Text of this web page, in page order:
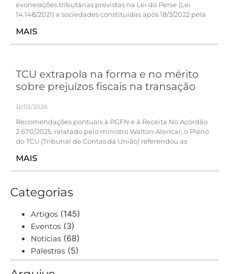
exonerações tributárias previstas na Lei do Perse (Lei
14.148/2021) a sociedades constituídas após 18/3/2022 pela
MAIS
TCU extrapola na forma e no mérito
sobre prejuízos fiscais na transação
11/02/2026
Recomendações pontuais à PGFN e à Receita No Acórdão
2.670/2025, relatado pelo ministro Walton Alencar, o Pleno
do TCU (Tribunal de Contas da União) referendou as
MAIS
Categorias
Artigos (145)
Eventos (3)
Notícias (68)
Palestras (5)